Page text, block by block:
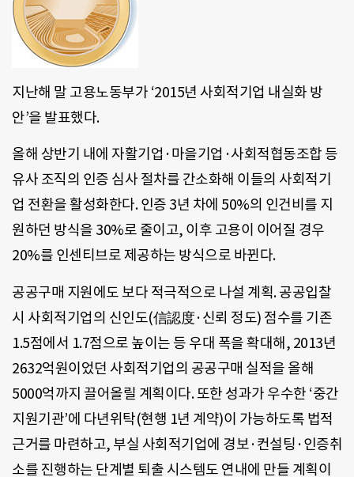
지난해 말 고용노동부가 ‘2015년 사회적기업 내실화 방
안’을 발표했다.
올해 상반기 내에 자활기업·마을기업·사회적협동조합 등
유사 조직의 인증 심사 절차를 간소화해 이들의 사회적기
업 전환을 활성화한다. 인증 3년 차에 50%의 인건비를 지
원하던 방식을 30%로 줄이고, 이후 고용이 이어질 경우
20%를 인센티브로 제공하는 방식으로 바뀐다.
공공구매 지원에도 보다 적극적으로 나설 계획. 공공입찰
시 사회적기업의 신인도(信認度·신뢰 정도) 점수를 기존
1.5점에서 1.7점으로 높이는 등 우대 폭을 확대해, 2013년
2632억원이었던 사회적기업의 공공구매 실적을 올해
5000억까지 끌어올릴 계획이다. 또한 성과가 우수한 ‘중간
지원기관’에 다년위탁(현행 1년 계약)이 가능하도록 법적
근거를 마련하고, 부실 사회적기업에 경보·컨설팅·인증취
소를 진행하는 단계별 퇴출 시스템도 연내에 만들 계획이